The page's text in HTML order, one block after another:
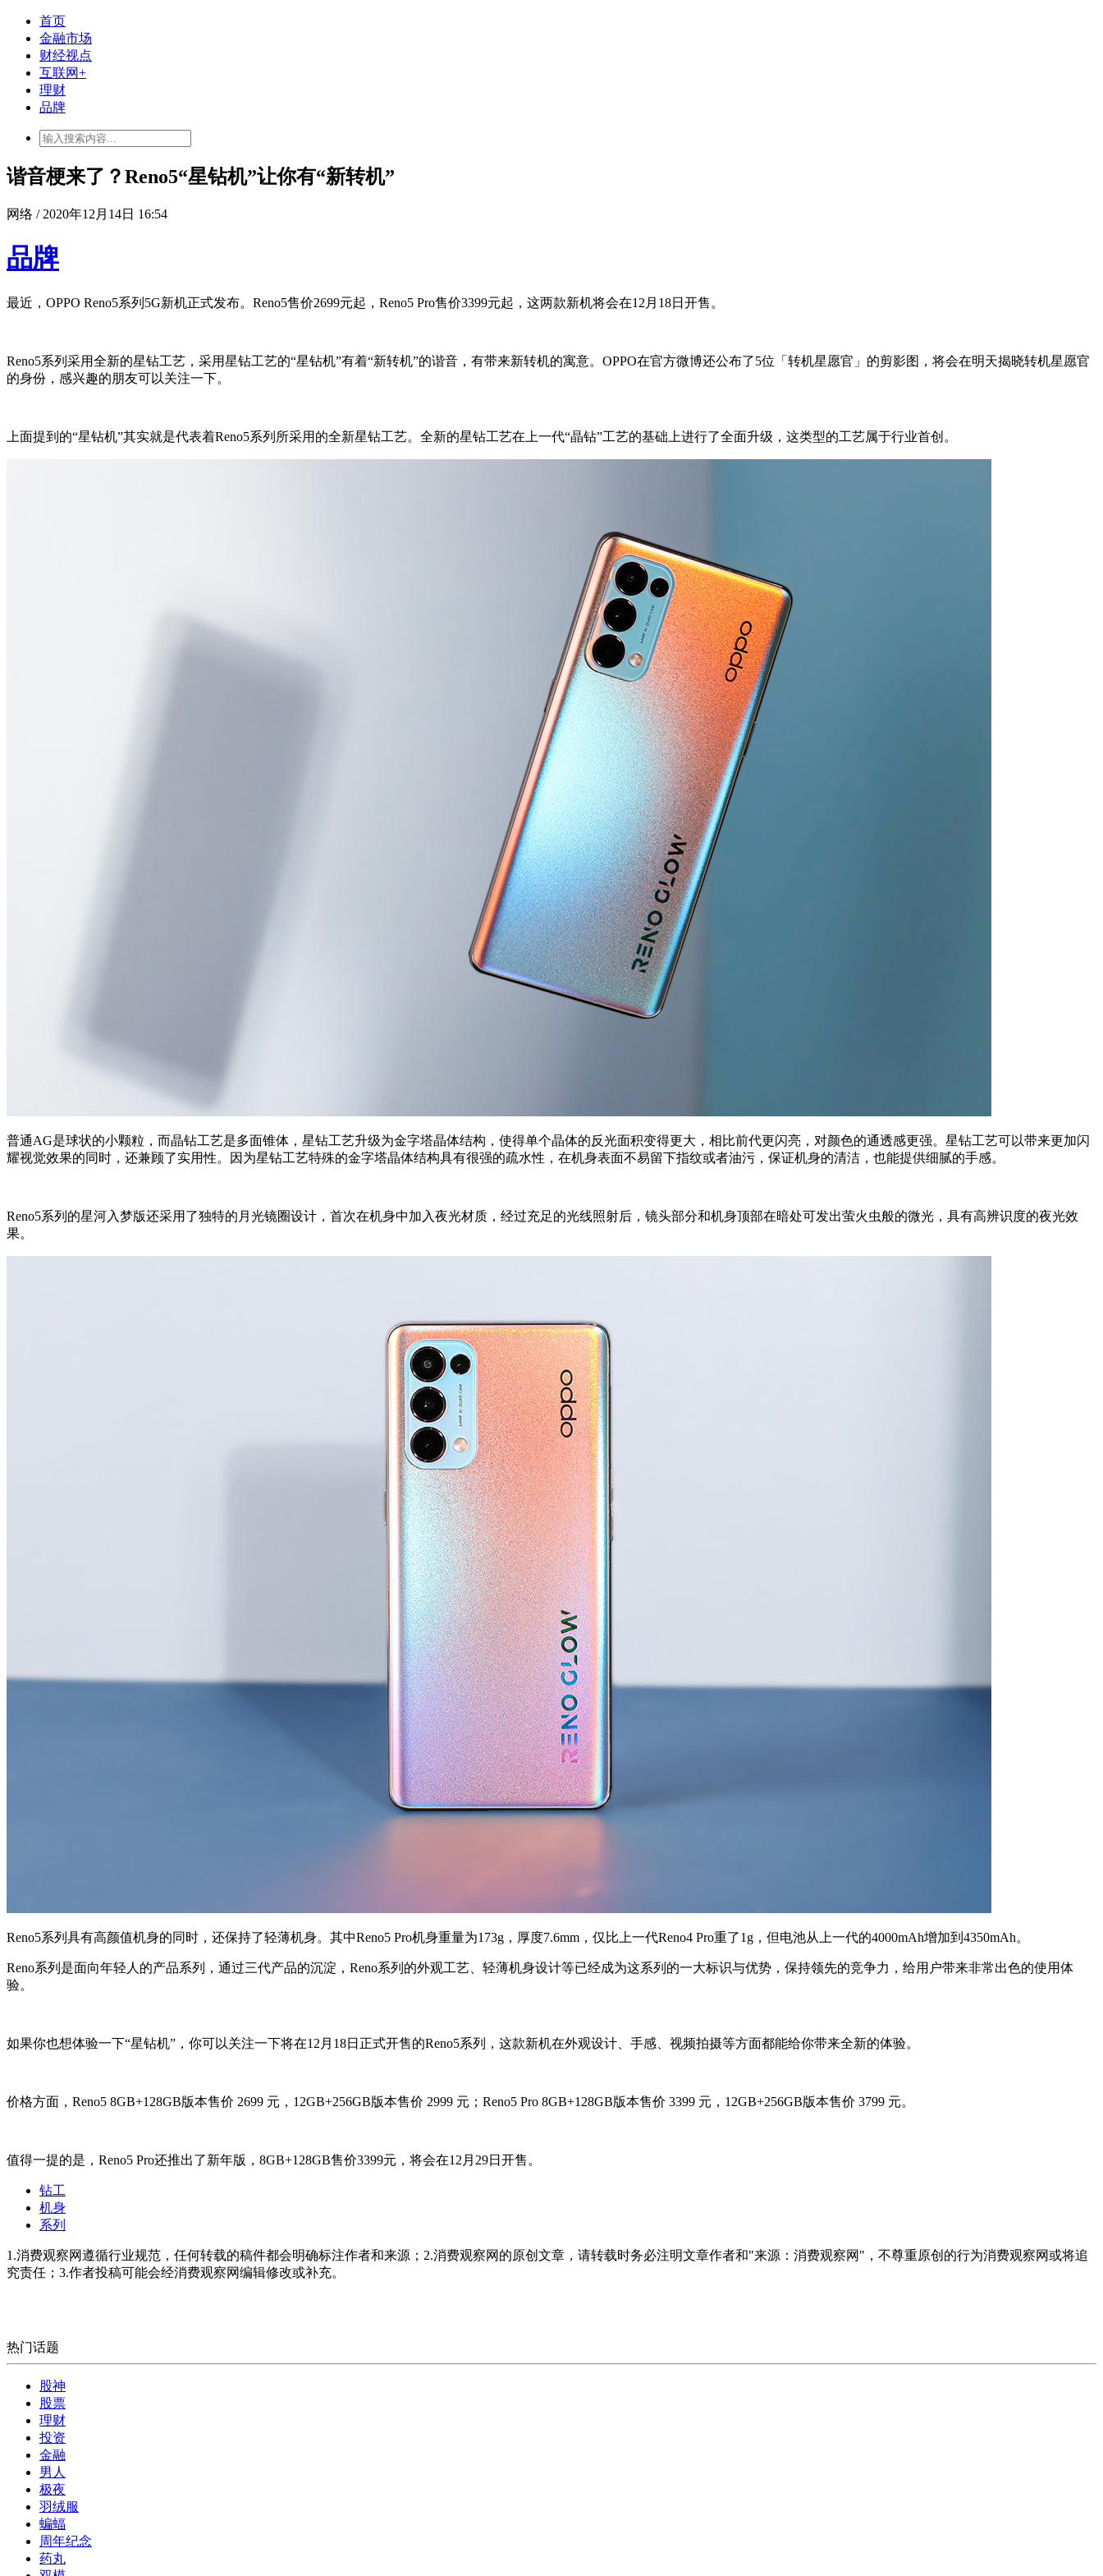
首页
金融市场
财经视点
互联网+
理财
品牌
谐音梗来了？Reno5“星钻机”让你有“新转机”
网络 / 2020年12月14日 16:54
品牌
最近，OPPO Reno5系列5G新机正式发布。Reno5售价2699元起，Reno5 Pro售价3399元起，这两款新机将会在12月18日开售。
Reno5系列采用全新的星钻工艺，采用星钻工艺的“星钻机”有着“新转机”的谐音，有带来新转机的寓意。OPPO在官方微博还公布了5位「转机星愿官」的剪影图，将会在明天揭晓转机星愿官
的身份，感兴趣的朋友可以关注一下。
上面提到的“星钻机”其实就是代表着Reno5系列所采用的全新星钻工艺。全新的星钻工艺在上一代“晶钻”工艺的基础上进行了全面升级，这类型的工艺属于行业首创。
普通AG是球状的小颗粒，而晶钻工艺是多面锥体，星钻工艺升级为金字塔晶体结构，使得单个晶体的反光面积变得更大，相比前代更闪亮，对颜色的通透感更强。星钻工艺可以带来更加闪
耀视觉效果的同时，还兼顾了实用性。因为星钻工艺特殊的金字塔晶体结构具有很强的疏水性，在机身表面不易留下指纹或者油污，保证机身的清洁，也能提供细腻的手感。
Reno5系列的星河入梦版还采用了独特的月光镜圈设计，首次在机身中加入夜光材质，经过充足的光线照射后，镜头部分和机身顶部在暗处可发出萤火虫般的微光，具有高辨识度的夜光效
果。
Reno5系列具有高颜值机身的同时，还保持了轻薄机身。其中Reno5 Pro机身重量为173g，厚度7.6mm，仅比上一代Reno4 Pro重了1g，但电池从上一代的4000mAh增加到4350mAh。
Reno系列是面向年轻人的产品系列，通过三代产品的沉淀，Reno系列的外观工艺、轻薄机身设计等已经成为这系列的一大标识与优势，保持领先的竞争力，给用户带来非常出色的使用体
验。
如果你也想体验一下“星钻机”，你可以关注一下将在12月18日正式开售的Reno5系列，这款新机在外观设计、手感、视频拍摄等方面都能给你带来全新的体验。
价格方面，Reno5 8GB+128GB版本售价 2699 元，12GB+256GB版本售价 2999 元；Reno5 Pro 8GB+128GB版本售价 3399 元，12GB+256GB版本售价 3799 元。
值得一提的是，Reno5 Pro还推出了新年版，8GB+128GB售价3399元，将会在12月29日开售。
钻工
机身
系列
1.消费观察网遵循行业规范，任何转载的稿件都会明确标注作者和来源；2.消费观察网的原创文章，请转载时务必注明文章作者和"来源：消费观察网"，不尊重原创的行为消费观察网或将追
究责任；3.作者投稿可能会经消费观察网编辑修改或补充。
热门话题
股神
股票
理财
投资
金融
男人
极夜
羽绒服
蝙蝠
周年纪念
药丸